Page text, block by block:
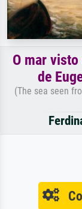
O mar
de
(The sea seen